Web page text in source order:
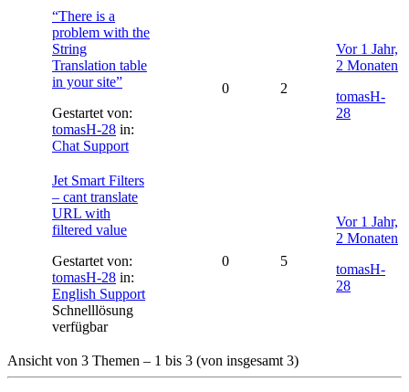
“There is a
problem with the
String
Translation table
in your site”
Gestartet von:
tomasH-28 in:
Chat Support
0 2
Vor 1 Jahr,
2 Monaten
tomasH-
28
Jet Smart Filters
– cant translate
URL with
filtered value
Gestartet von:
tomasH-28 in:
English Support
Schnelllösung
verfügbar
0 5
Vor 1 Jahr,
2 Monaten
tomasH-
28
Ansicht von 3 Themen – 1 bis 3 (von insgesamt 3)